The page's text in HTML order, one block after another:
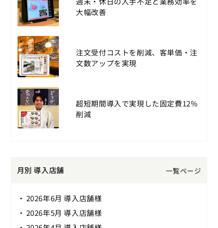
大幅改善
注文受付コストを削減、客単価・注
文数アップを実現
超短期間導入で実現した固定費12%
削減
月別 導入店舗 一覧ページ
2026年6月 導入店舗様
2026年5月 導入店舗様